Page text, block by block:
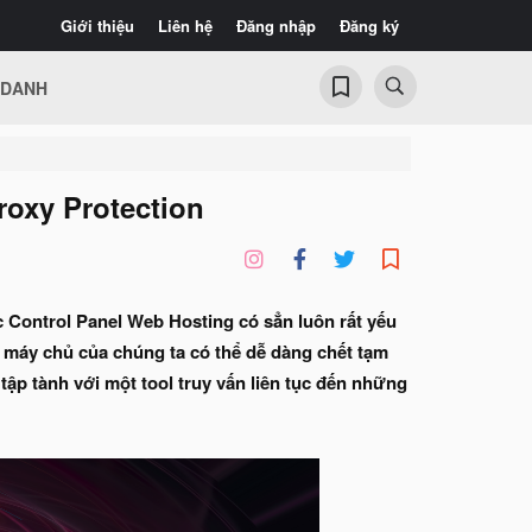
Giới thiệu Liên hệ Đăng nhập Đăng ký
Protection
Panel Web Hosting có sẳn luôn rất yếu
chủ của chúng ta có thể dễ dàng chết tạm
tành với một tool truy vấn liên tục đến những